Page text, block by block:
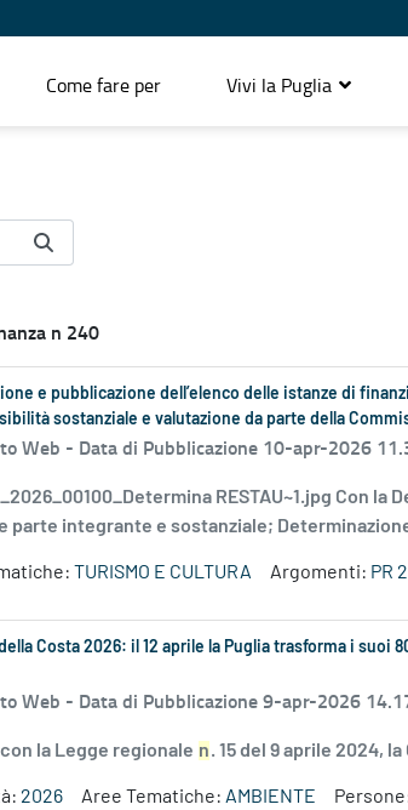
Come fare per Vivi la Puglia
n 240
e pubblicazione dell’elenco delle istanze di
sostanziale e valutazione da parte della
Web - Data di Pubblicazione 10-apr-2026
RESTAU~1.jpg Con la
parte integrante e sostanziale;
TURISMO E CULTURA Argomenti: PR
Costa 2026: il 12 aprile la Puglia trasforma i
Web - Data di Pubblicazione 9-apr-2026
la Legge regionale n. 15 del 9 aprile 2024,
2026 Aree Tematiche: AMBIENTE